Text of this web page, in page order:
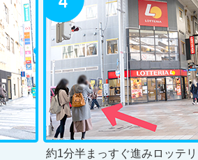
約1分半まっすぐ進みロッテ